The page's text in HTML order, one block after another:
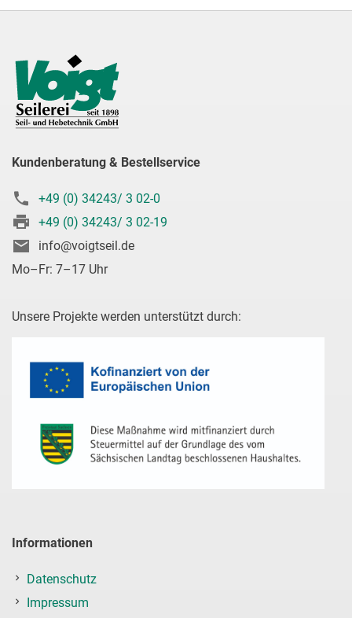
Kundenberatung & Bestellservice
+49 (0) 34243/ 3 02-0
+49 (0) 34243/ 3 02-19
info@voigtseil.de
Mo–Fr: 7–17 Uhr
Unsere Projekte werden unterstützt durch:
Informationen
Datenschutz
Impressum